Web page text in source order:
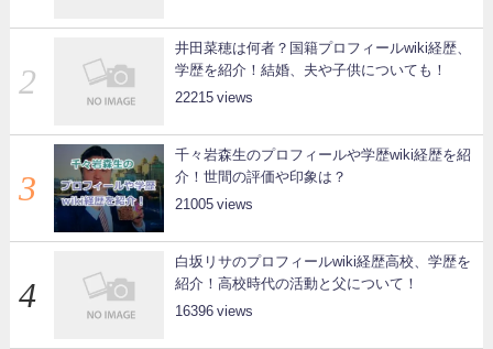
井田菜穂は何者？国籍プロフィールwiki経歴、
学歴を紹介！結婚、夫や子供についても！
22215
千々岩森生のプロフィールや学歴wiki経歴を紹
介！世間の評価や印象は？
21005
白坂リサのプロフィールwiki経歴高校、学歴を
紹介！高校時代の活動と父について！
16396